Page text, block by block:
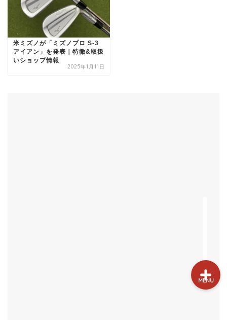
米ミズノが「ミズノプロ S-3
アイアン」を発表｜特徴&取扱
いショップ情報
2025年1月11日
MENU